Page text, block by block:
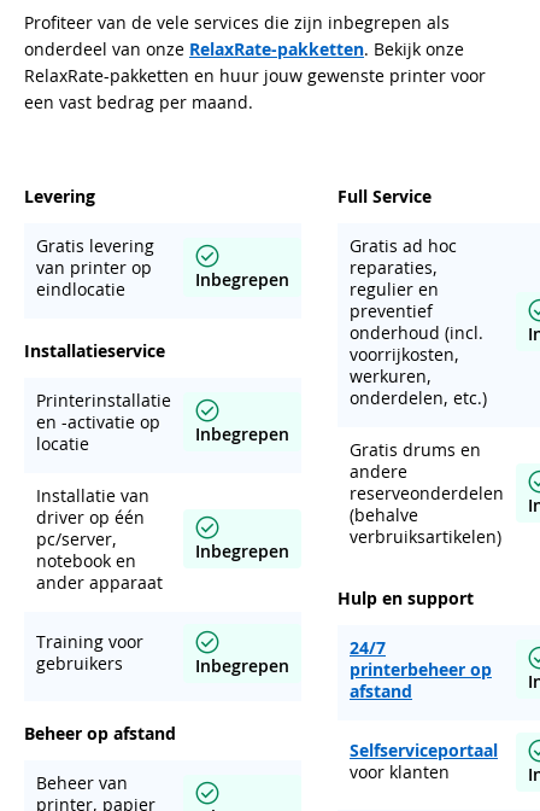
Profiteer van de vele services die zijn inbegrepen als
onderdeel van onze RelaxRate-pakketten. Bekijk onze
RelaxRate-pakketten en huur jouw gewenste printer voor
een vast bedrag per maand.
Levering
Gratis levering
van printer op
eindlocatie
Inbegrepen
Installatieservice
Printerinstallatie
en -activatie op
locatie
Inbegrepen
Installatie van
driver op één
pc/server,
notebook en
ander apparaat
Inbegrepen
Training voor
gebruikers
Inbegrepen
Beheer op afstand
Beheer van
printer, papier
Full Service
Gratis ad hoc
reparaties,
regulier en
preventief
onderhoud (incl.
voorrijkosten,
werkuren,
onderdelen, etc.)
Gratis drums en
andere
reserveonderdelen
(behalve
verbruiksartikelen)
Hulp en support
24/7
printerbeheer op
afstand
Selfserviceportaal
voor klanten